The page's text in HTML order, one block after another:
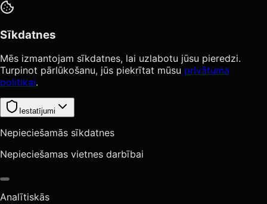
Sīkdatnes
Mēs izmantojam sīkdatnes, lai uzlabotu jūsu pieredzi.
Turpinot pārlūkošanu, jūs piekrītat mūsu privātuma
politikai.
Iestatījumi
Nepieciešamās sīkdatnes
Nepieciešamas vietnes darbībai
Analītiskās